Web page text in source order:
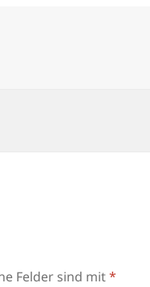
Felder sind mit*